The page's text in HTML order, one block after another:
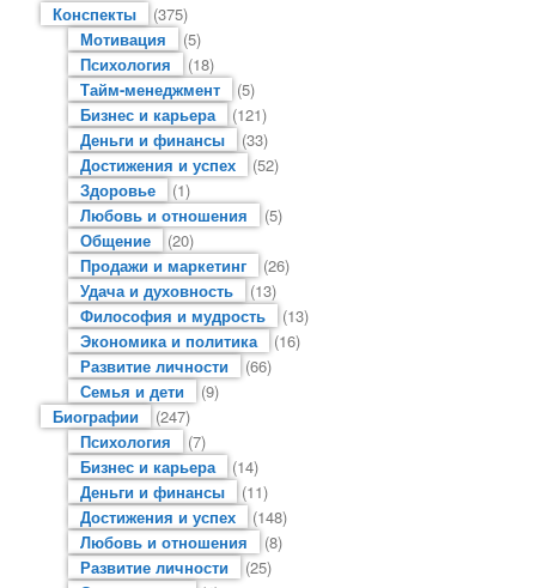
Конспекты
(375)
Мотивация
(5)
Психология
(18)
Тайм-менеджмент
(5)
Бизнес и карьера
(121)
Деньги и финансы
(33)
Достижения и успех
(52)
Здоровье
(1)
Любовь и отношения
(5)
Общение
(20)
Продажи и маркетинг
(26)
Удача и духовность
(13)
Философия и мудрость
(13)
Экономика и политика
(16)
Развитие личности
(66)
Семья и дети
(9)
Биографии
(247)
Психология
(7)
Бизнес и карьера
(14)
Деньги и финансы
(11)
Достижения и успех
(148)
Любовь и отношения
(8)
Развитие личности
(25)